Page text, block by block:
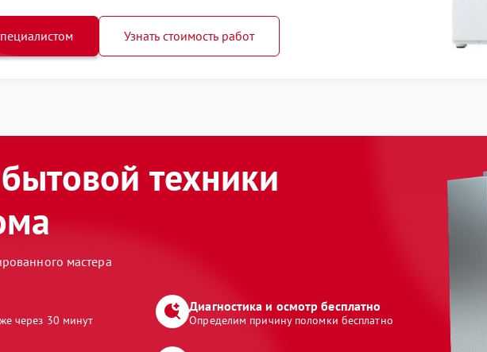
Узнать стоимость работ
техники
мастера
через 30 минут
Диагностика и осмотр бесплатно
Определим причину поломки бесплатно